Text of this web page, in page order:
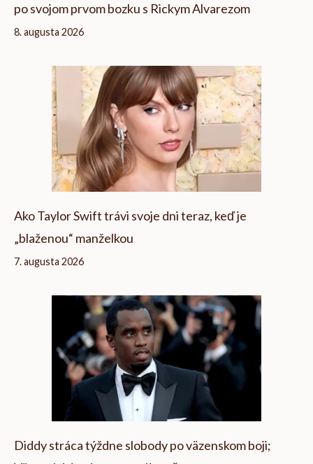
po svojom prvom bozku s Rickym Alvarezom
8. augusta 2026
Ako Taylor Swift trávi svoje dni teraz, keď je
„blaženou“ manželkou
7. augusta 2026
Diddy stráca týždne slobody po väzenskom boji;